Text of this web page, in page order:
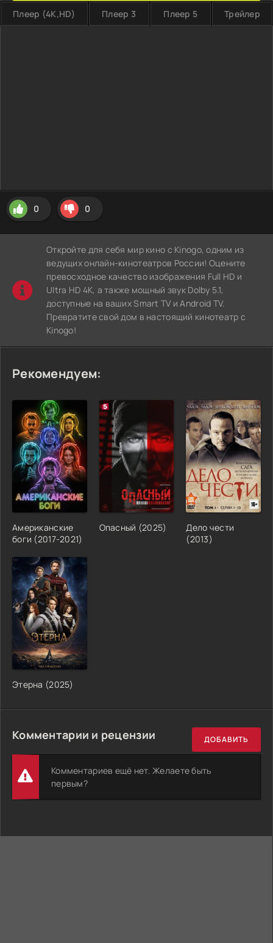
Плеер (4K,HD) Плеер 3 Плеер 5 Трейлер
0 0
Откройте для себя мир кино с Kinogo, одним из
ведущих онлайн-кинотеатров России! Оцените
превосходное качество изображения Full HD и
Ultra HD 4K, а также мощный звук Dolby 5.1,
доступные на ваших Smart TV и Android TV.
Превратите свой дом в настоящий кинотеатр с
Kinogo!
Рекомендуем:
Американские
боги (2017-2021)
Опасный (2025)
Дело чести
(2013)
Этерна (2025)
Комментарии и рецензии ДОБАВИТЬ
Комментариев ещё нет. Желаете быть
первым?